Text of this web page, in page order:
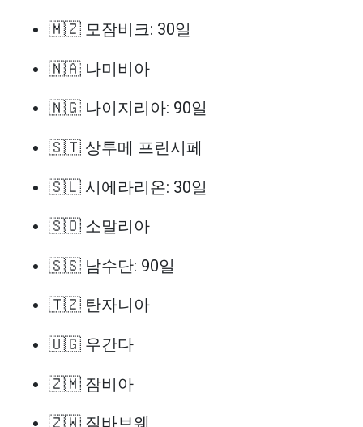
🇲🇿 모잠비크: 30일
🇳🇦 나미비아
🇳🇬 나이지리아: 90일
🇸🇹 상투메 프린시페
🇸🇱 시에라리온: 30일
🇸🇴 소말리아
🇸🇸 남수단: 90일
🇹🇿 탄자니아
🇺🇬 우간다
🇿🇲 잠비아